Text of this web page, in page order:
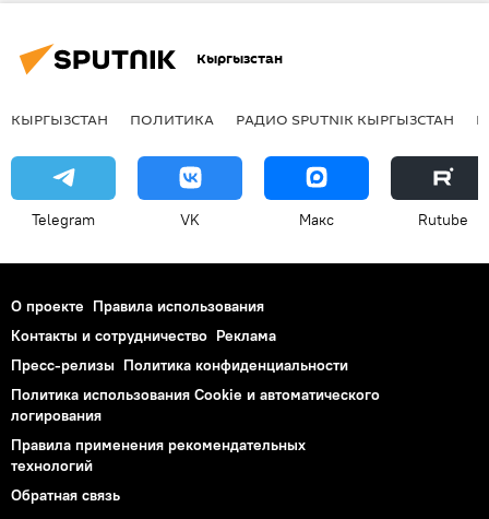
Кыргызстан
КЫРГЫЗСТАН ПОЛИТИКА РАДИО SPUTNIK КЫРГЫЗСТАН
Telegram VK Макс Rutube
О проекте Правила использования
Контакты и сотрудничество Реклама
Пресс-релизы Политика конфиденциальности
Политика использования Cookie и автоматического
логирования
Правила применения рекомендательных
технологий
Обратная связь